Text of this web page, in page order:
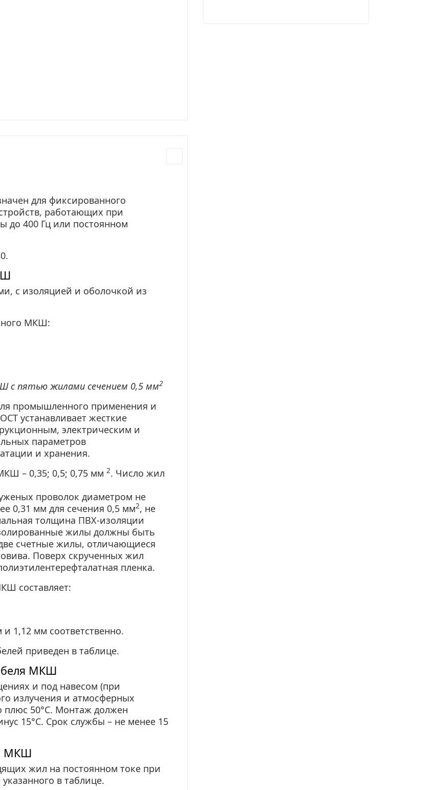
для фиксированного
работающих при
до 400 Гц или постоянном
с изоляцией и оболочкой из
МКШ:
с пятью жилами сечением 0,5 мм2
промышленного применения и
устанавливает жесткие
электрическим и
параметров
и хранения.
– 0,35; 0,5; 0,75 мм 2. Число жил
проволок диаметром не
0,31 мм для сечения 0,5 мм2, не
толщина ПВХ-изоляции
жилы должны быть
счетные жилы, отличающиеся
Поверх скрученных жил
пленка.
составляет:
1,12 мм соответственно.
приведен в таблице.
МКШ
и под навесом (при
излучения и атмосферных
плюс 50°С. Монтаж должен
15°С. Срок службы – не менее 15
МКШ
жил на постоянном токе при
указанного в таблице.